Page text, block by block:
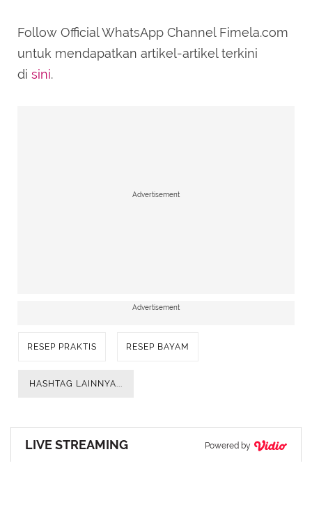
SUBMIT REVIEW
Follow Official WhatsApp Channel Fimela.com
untuk mendapatkan artikel-artikel terkini
di sini.
Advertisement
Advertisement
RESEP PRAKTIS RESEP BAYAM
HASHTAG LAINNYA...
LIVE STREAMING Powered by